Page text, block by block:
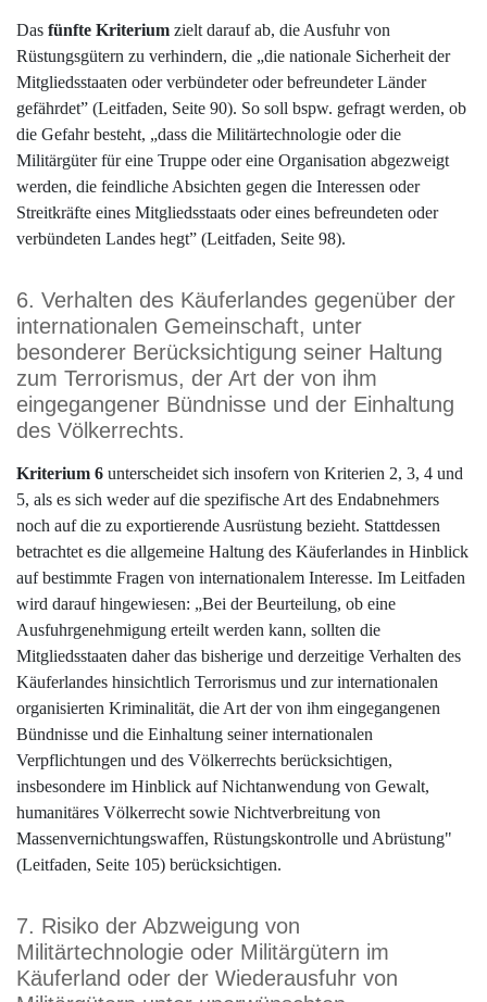
Das fünfte Kriterium zielt darauf ab, die Ausfuhr von
Rüstungsgütern zu verhindern, die „die nationale Sicherheit der
Mitgliedsstaaten oder verbündeter oder befreundeter Länder
gefährdet” (Leitfaden, Seite 90). So soll bspw. gefragt werden, ob
die Gefahr besteht, „dass die Militärtechnologie oder die
Militärgüter für eine Truppe oder eine Organisation abgezweigt
werden, die feindliche Absichten gegen die Interessen oder
Streitkräfte eines Mitgliedsstaats oder eines befreundeten oder
verbündeten Landes hegt” (Leitfaden, Seite 98).
6. Verhalten des Käuferlandes gegenüber der
internationalen Gemeinschaft, unter
besonderer Berücksichtigung seiner Haltung
zum Terrorismus, der Art der von ihm
eingegangener Bündnisse und der Einhaltung
des Völkerrechts.
Kriterium 6 unterscheidet sich insofern von Kriterien 2, 3, 4 und
5, als es sich weder auf die spezifische Art des Endabnehmers
noch auf die zu exportierende Ausrüstung bezieht. Stattdessen
betrachtet es die allgemeine Haltung des Käuferlandes in Hinblick
auf bestimmte Fragen von internationalem Interesse. Im Leitfaden
wird darauf hingewiesen: „Bei der Beurteilung, ob eine
Ausfuhrgenehmigung erteilt werden kann, sollten die
Mitgliedsstaaten daher das bisherige und derzeitige Verhalten des
Käuferlandes hinsichtlich Terrorismus und zur internationalen
organisierten Kriminalität, die Art der von ihm eingegangenen
Bündnisse und die Einhaltung seiner internationalen
Verpflichtungen und des Völkerrechts berücksichtigen,
insbesondere im Hinblick auf Nichtanwendung von Gewalt,
humanitäres Völkerrecht sowie Nichtverbreitung von
Massenvernichtungswaffen, Rüstungskontrolle und Abrüstung"
(Leitfaden, Seite 105) berücksichtigen.
7. Risiko der Abzweigung von
Militärtechnologie oder Militärgütern im
Käuferland oder der Wiederausfuhr von